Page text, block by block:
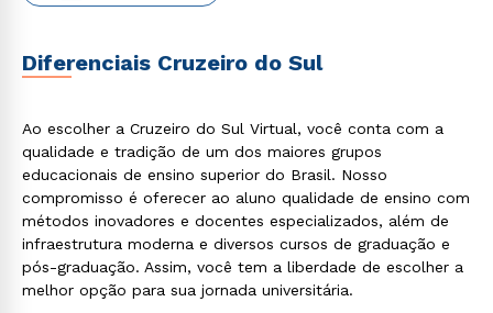
Diferenciais Cruzeiro do Sul
Ao escolher a Cruzeiro do Sul Virtual, você conta com a
qualidade e tradição de um dos maiores grupos
educacionais de ensino superior do Brasil. Nosso
compromisso é oferecer ao aluno qualidade de ensino com
métodos inovadores e docentes especializados, além de
infraestrutura moderna e diversos cursos de graduação e
pós-graduação. Assim, você tem a liberdade de escolher a
melhor opção para sua jornada universitária.